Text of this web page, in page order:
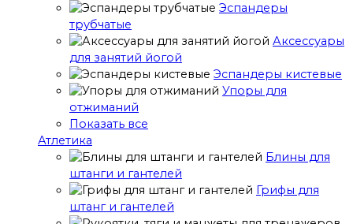
Эспандеры
трубчатые
Аксессуары
для занятий йогой
Эспандеры кистевые
Упоры для
отжиманий
Показать все
Атлетика
Блины для
штанги и гантелей
Грифы для
штанг и гантелей